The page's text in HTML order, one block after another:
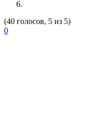
(40 голосов, 5 из 5)
0